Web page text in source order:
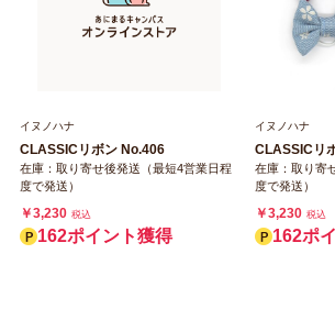
イヌノハナ
CLASSICリボン No.406
在庫：取り寄せ後発送（最短4営業日程
度で発送）
￥3,230 税込
162ポイント獲得
イヌノハナ
CLASSICリ
在庫：取り寄
度で発送）
￥3,230 税込
162ポ